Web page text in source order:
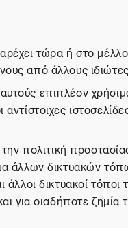
τώρα ή στο
από άλλους
επιπλέον
πολιτική
άλλων δικτυακών
δικτυακοί
για οιαδήποτε